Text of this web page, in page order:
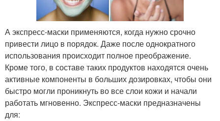
А экспресс-маски применяются, когда нужно срочно
привести лицо в порядок. Даже после однократного
использования происходит полное преображение.
Кроме того, в составе таких продуктов находятся очень
активные компоненты в больших дозировках, чтобы они
быстро могли проникнуть во все слои кожи и начали
работать мгновенно. Экспресс-маски предназначены
для: